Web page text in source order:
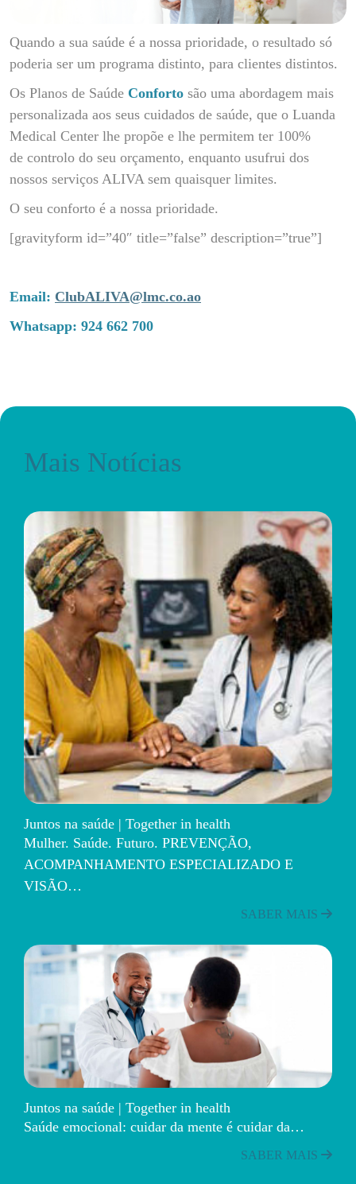
Quando a sua saúde é a nossa prioridade, o resultado só
poderia ser um programa distinto, para clientes distintos.
Os Planos de Saúde Conforto são uma abordagem mais
personalizada aos seus cuidados de saúde, que o Luanda
Medical Center lhe propõe e lhe permitem ter 100%
de controlo do seu orçamento, enquanto usufrui dos
nossos serviços ALIVA sem quaisquer limites.
O seu conforto é a nossa prioridade.
[gravityform id=”40″ title=”false” description=”true”]
Email: ClubALIVA@lmc.co.ao
Whatsapp: 924 662 700
Mais Notícias
Juntos na saúde | Together in health
Mulher. Saúde. Futuro. PREVENÇÃO,
ACOMPANHAMENTO ESPECIALIZADO E
VISÃO…
SABER MAIS
Juntos na saúde | Together in health
Saúde emocional: cuidar da mente é cuidar da…
SABER MAIS